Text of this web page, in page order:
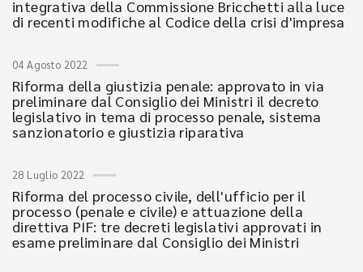
integrativa della Commissione Bricchetti alla luce
di recenti modifiche al Codice della crisi d'impresa
04 Agosto 2022
Riforma della giustizia penale: approvato in via
preliminare dal Consiglio dei Ministri il decreto
legislativo in tema di processo penale, sistema
sanzionatorio e giustizia riparativa
28 Luglio 2022
Riforma del processo civile, dell'ufficio per il
processo (penale e civile) e attuazione della
direttiva PIF: tre decreti legislativi approvati in
esame preliminare dal Consiglio dei Ministri